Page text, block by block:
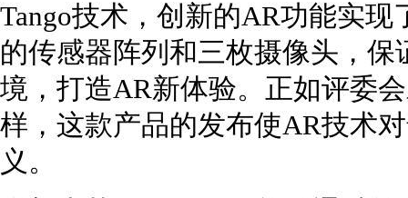
Tango技术，创新的AR功能实
的传感器阵列和三枚摄像头，
境，打造AR新体验。正如评委
样，这款产品的发布使AR技术
义。